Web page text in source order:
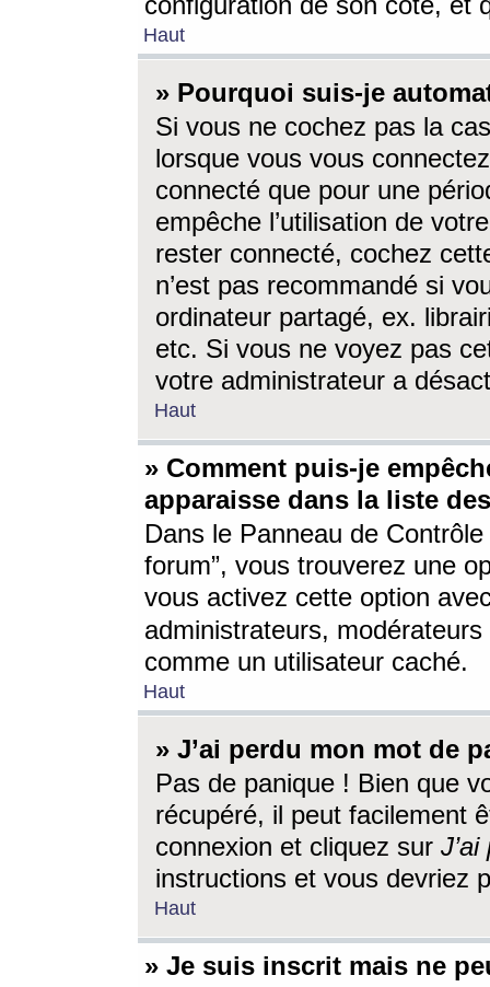
Haut
» Pourquoi suis-je
Si vous ne cochez pas la
lorsque vous vous
connecté que pour une
empêche l’utilisation de
rester connecté, cochez
n’est pas recommandé si
ordinateur partagé, ex.
etc. Si vous ne voyez pas
votre administrateur a
Haut
» Comment puis-je
apparaisse dans la liste
Dans le Panneau de
forum”, vous trouverez une
vous activez cette option
administrateurs,
comme un utilisateur caché.
Haut
» J’ai perdu mon mot de
Pas de panique ! Bien que
récupéré, il peut facilement
connexion et cliquez sur
instructions et vous devriez
Haut
» Je suis inscrit mais ne